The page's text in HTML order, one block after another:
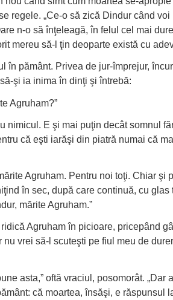
regele. „Ce-o să zică Dindur când voi
n-o să înţeleagă, în felul cel mai
mereu să-l ţin deoparte există cu
în pământ. Privea de jur-împrejur,
şi ia inima în dinţi şi întrebă:
Agruham?”
nimicul. E şi mai puţin decât somnul
că eşti iarăşi din piatră numai că
Agruham. Pentru noi toţi. Chiar şi
în sec, după care continuă, cu glas
mărite Agruham.”
ridică Agruham în picioare, pricepând
nu vrei să-l scuteşti pe fiul meu de
asta,” oftă vraciul, posomorât. „Dar
că moartea, însăşi, e răspunsul